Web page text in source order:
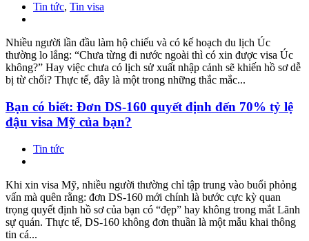
Tin tức, Tin visa
Nhiều người lần đầu làm hộ chiếu và có kế hoạch du lịch Úc
thường lo lắng: “Chưa từng đi nước ngoài thì có xin được visa Úc
không?” Hay việc chưa có lịch sử xuất nhập cảnh sẽ khiến hồ sơ dễ
bị từ chối? Thực tế, đây là một trong những thắc mắc...
Bạn có biết: Đơn DS-160 quyết định đến 70% tỷ lệ
đậu visa Mỹ của bạn?
Tin tức
Khi xin visa Mỹ, nhiều người thường chỉ tập trung vào buổi phỏng
vấn mà quên rằng: đơn DS-160 mới chính là bước cực kỳ quan
trọng quyết định hồ sơ của bạn có “đẹp” hay không trong mắt Lãnh
sự quán. Thực tế, DS-160 không đơn thuần là một mẫu khai thông
tin cá...